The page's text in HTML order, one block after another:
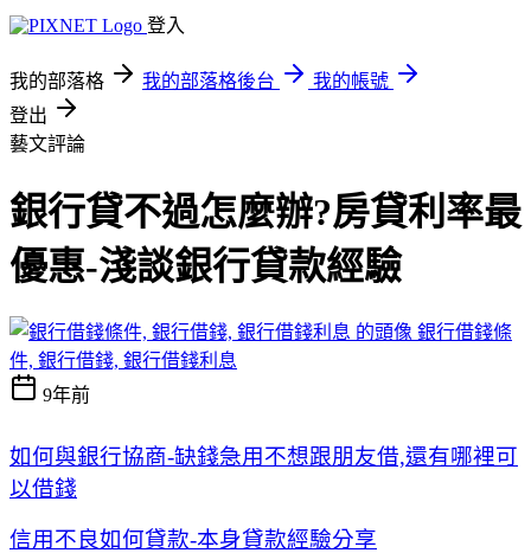
登入
我的部落格 我的部落格後台
我的帳號
登出
藝文評論
銀行貸不過怎麼辦?房貸利率最
優惠-淺談銀行貸款經驗
銀行借錢條
件, 銀行借錢, 銀行借錢利息
9年前
如何與銀行協商-缺錢急用不想跟朋友借,還有哪裡可
以借錢
信用不良如何貸款-本身貸款經驗分享